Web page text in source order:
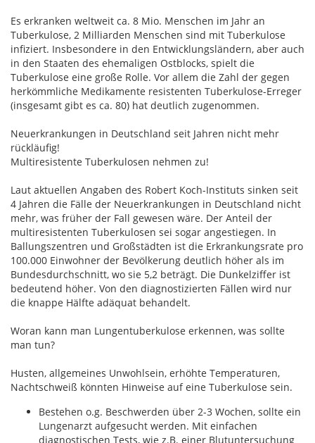
Es erkranken weltweit ca. 8 Mio. Menschen im Jahr an
Tuberkulose, 2 Milliarden Menschen sind mit Tuberkulose
infiziert. Insbesondere in den Entwicklungsländern, aber auch
in den Staaten des ehemaligen Ostblocks, spielt die
Tuberkulose eine große Rolle. Vor allem die Zahl der gegen
herkömmliche Medikamente resistenten Tuberkulose-Erreger
(insgesamt gibt es ca. 80) hat deutlich zugenommen.
Neuerkrankungen in Deutschland seit Jahren nicht mehr
rückläufig!
Multiresistente Tuberkulosen nehmen zu!
Laut aktuellen Angaben des Robert Koch-Instituts sinken seit
4 Jahren die Fälle der Neuerkrankungen in Deutschland nicht
mehr, was früher der Fall gewesen wäre. Der Anteil der
multiresistenten Tuberkulosen sei sogar angestiegen. In
Ballungszentren und Großstädten ist die Erkrankungsrate pro
100.000 Einwohner der Bevölkerung deutlich höher als im
Bundesdurchschnitt, wo sie 5,2 beträgt. Die Dunkelziffer ist
bedeutend höher. Von den diagnostizierten Fällen wird nur
die knappe Hälfte adäquat behandelt.
Woran kann man Lungentuberkulose erkennen, was sollte
man tun?
Husten, allgemeines Unwohlsein, erhöhte Temperaturen,
Nachtschweiß könnten Hinweise auf eine Tuberkulose sein.
Bestehen o.g. Beschwerden über 2-3 Wochen, sollte ein
Lungenarzt aufgesucht werden. Mit einfachen
diagnostischen Tests, wie z.B. einer Blutuntersuchung